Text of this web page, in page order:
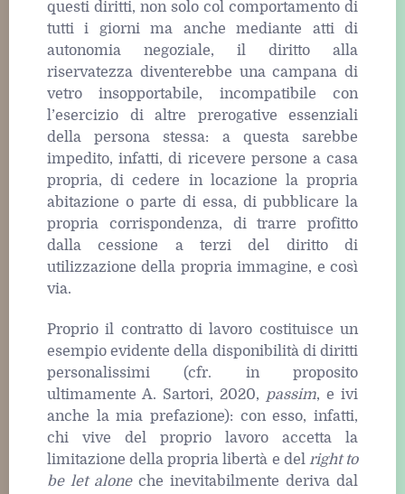
questi diritti, non solo col comportamento di
tutti i giorni ma anche mediante atti di
autonomia negoziale, il diritto alla
riservatezza diventerebbe una campana di
vetro insopportabile, incompatibile con
l’esercizio di altre prerogative essenziali
della persona stessa: a questa sarebbe
impedito, infatti, di ricevere persone a casa
propria, di cedere in locazione la propria
abitazione o parte di essa, di pubblicare la
propria corrispondenza, di trarre profitto
dalla cessione a terzi del diritto di
utilizzazione della propria immagine, e così
via.
Proprio il contratto di lavoro costituisce un
esempio evidente della disponibilità di diritti
personalissimi (cfr. in proposito
ultimamente A. Sartori, 2020, passim, e ivi
anche la mia prefazione): con esso, infatti,
chi vive del proprio lavoro accetta la
limitazione della propria libertà e del right to
be let aloneche inevitabilmente deriva dal